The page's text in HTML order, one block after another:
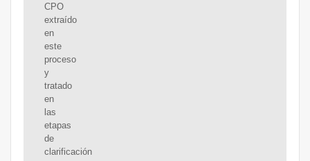
CPO
extraído
en
este
proceso
y
tratado
en
las
etapas
de
clarificación